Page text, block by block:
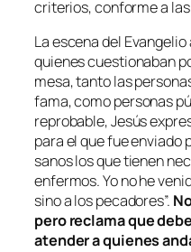
criterios, conforme a
La escena del
quienes cuestionaban
mesa, tanto las
fama, como personas
reprobable, Jesús
para el que fue enviado
sanos los que tienen
enfermos. Yo no he
sino a los pecadores”.
pero reclama que
atender a quienes